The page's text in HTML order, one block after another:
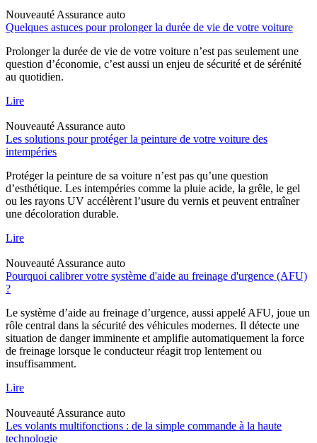
Nouveauté Assurance auto
Quelques astuces pour prolonger la durée de vie de votre voiture
Prolonger la durée de vie de votre voiture n’est pas seulement une
question d’économie, c’est aussi un enjeu de sécurité et de sérénité
au quotidien.
Lire
Nouveauté Assurance auto
Les solutions pour protéger la peinture de votre voiture des
intempéries
Protéger la peinture de sa voiture n’est pas qu’une question
d’esthétique. Les intempéries comme la pluie acide, la grêle, le gel
ou les rayons UV accélèrent l’usure du vernis et peuvent entraîner
une décoloration durable.
Lire
Nouveauté Assurance auto
Pourquoi calibrer votre système d'aide au freinage d'urgence (AFU)
?
Le système d’aide au freinage d’urgence, aussi appelé AFU, joue un
rôle central dans la sécurité des véhicules modernes. Il détecte une
situation de danger imminente et amplifie automatiquement la force
de freinage lorsque le conducteur réagit trop lentement ou
insuffisamment.
Lire
Nouveauté Assurance auto
Les volants multifonctions : de la simple commande à la haute
technologie